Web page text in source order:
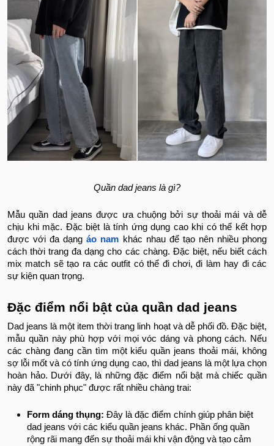
Quần dad jeans là gì?
Mẫu quần dad jeans được ưa chuộng bởi sự thoải mái và dễ
chịu khi mặc. Đặc biệt là tính ứng dụng cao khi có thể kết hợp
được với đa dạngáo nam khác nhau để tạo nên nhiều phong
cách thời trang đa dạng cho các chàng. Đặc biệt, nếu biết cách
mix match sẽ tạo ra các outfit có thể đi chơi, đi làm hay đi các
sự kiện quan trọng.
Đặc điểm nổi bật của quần dad jeans
Dad jeans là một item thời trang linh hoạt và dễ phối đồ. Đặc biệt,
mẫu quần này phù hợp với mọi vóc dáng và phong cách. Nếu
các chàng đang cần tìm một kiểu quần jeans thoải mái, không
sợ lỗi mốt và có tính ứng dụng cao, thì dad jeans là một lựa chọn
hoàn hảo. Dưới đây, là những đặc điểm nổi bật mà chiếc quần
này đã "chinh phục" được rất nhiều chàng trai:
Form dáng thụng: Đây là đặc điểm chính giúp phân biệt
dad jeans với các kiểu quần jeans khác. Phần ống quần
rộng rãi mang đến sự thoải mái khi vận động và tạo cảm